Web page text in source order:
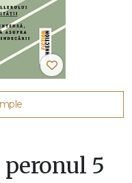
peronul 5